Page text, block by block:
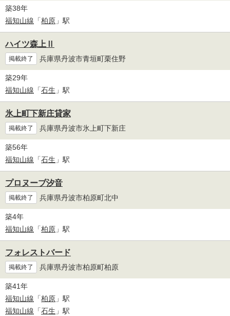
築38年
福知山線 「柏原 」駅
ハイツ森上Ⅱ
掲載終了 兵庫県丹波市青垣町栗住野
築29年
福知山線 「石生 」駅
氷上町下新庄貸家
掲載終了 兵庫県丹波市氷上町下新庄
築56年
福知山線 「石生 」駅
プロヌーブ汐音
掲載終了 兵庫県丹波市柏原町北中
築4年
福知山線 「柏原 」駅
フォレストバード
掲載終了 兵庫県丹波市柏原町柏原
築41年
福知山線 「柏原 」駅
福知山線 「石生 」駅